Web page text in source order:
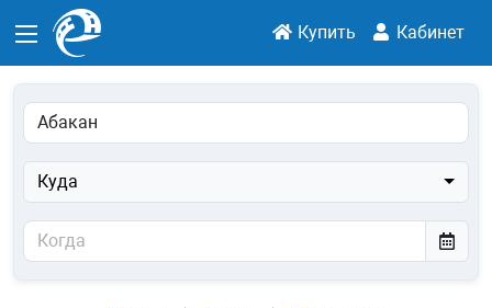
Купить Кабинет
Куда